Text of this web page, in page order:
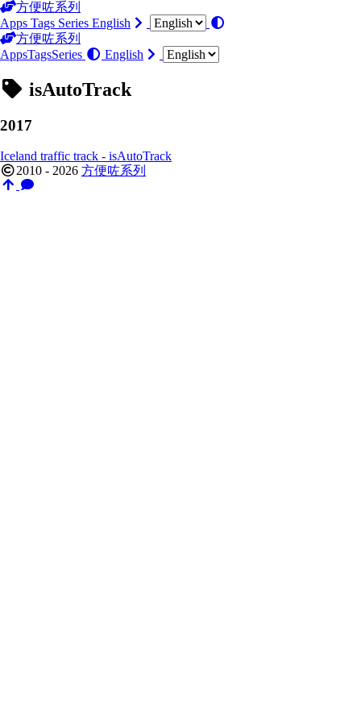
方便咗系列
Apps Tags Series English
方便咗系列
AppsTagsSeries English
isAutoTrack
2017
Iceland traffic track - isAutoTrack
2010 - 2026 方便咗系列